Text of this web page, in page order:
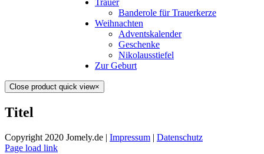
Trauer
Banderole für Trauerkerze
Weihnachten
Adventskalender
Geschenke
Nikolausstiefel
Zur Geburt
Close product quick view×
Titel
Copyright 2020 Jomely.de | Impressum | Datenschutz
Page load link